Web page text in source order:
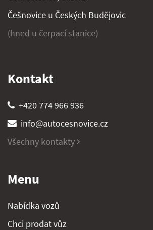
Češnovice u Českých Budějovic
(hned u čerpací stanice)
Kontakt
+420 774 966 936
info@autocesnovice.cz
Všechny kontakty
Menu
Nabídka vozů
Chci prodat vůz